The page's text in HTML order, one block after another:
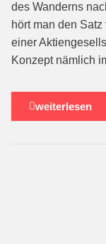
des Wanderns
hört man den
einer
Konzept nämlich
weiterlesen